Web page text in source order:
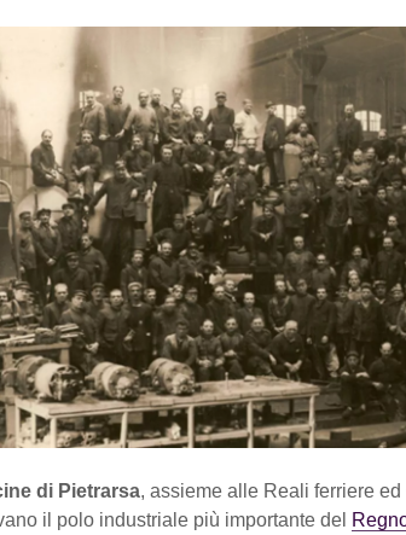
di Pietrarsa, assieme alle Reali ferriere
il polo industriale più importante del